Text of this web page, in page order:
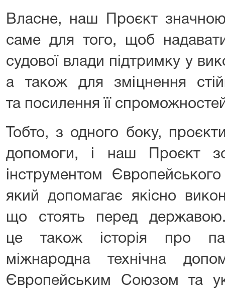
Власне, наш Проєкт
саме для того, щоб
судової влади підтримку у
а також для зміцнення
та посилення її
Тобто, з одного боку,
допомоги, і наш Проєкт
інструментом
який допомагає якісно
що стоять перед
це також історія про
міжнародна технічна
Європейським Союзом та